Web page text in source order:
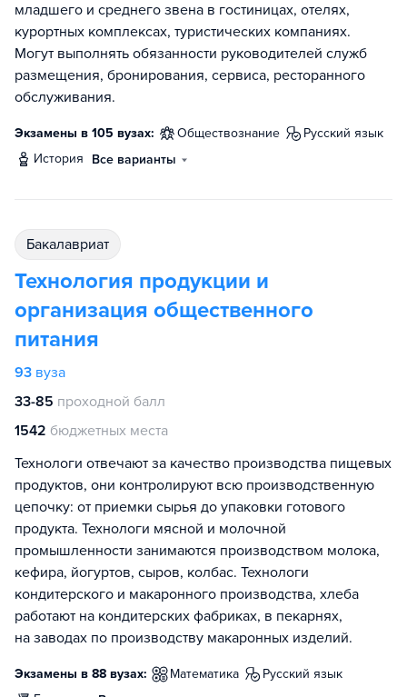
младшего и среднего звена в гостиницах, отелях,
курортных комплексах, туристических компаниях.
Могут выполнять обязанности руководителей служб
размещения, бронирования, сервиса, ресторанного
обслуживания.
Экзамены в 105 вузах: обществознание
русский язык
история
Все варианты
бакалавриат
Технология продукции и
организация общественного
питания
93 вуза
33-85 проходной балл
1542 бюджетных места
Технологи отвечают за качество производства пищевых
продуктов, они контролируют всю производственную
цепочку: от приемки сырья до упаковки готового
продукта. Технологи мясной и молочной
промышленности занимаются производством молока,
кефира, йогуртов, сыров, колбас. Технологи
кондитерского и макаронного производства, хлеба
работают на кондитерских фабриках, в пекарнях,
на заводах по производству макаронных изделий.
Экзамены в 88 вузах: математика
русский язык